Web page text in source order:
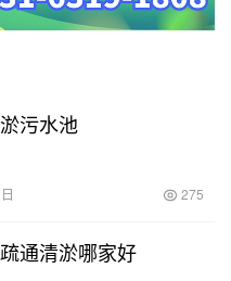
污水池
275
通清淤哪家好